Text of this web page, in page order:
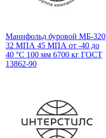
Манифольд буровой МБ-320
32 МПА 45 МПА от -40 до
40 °C 100 мм 6700 кг ГОСТ
13862-90